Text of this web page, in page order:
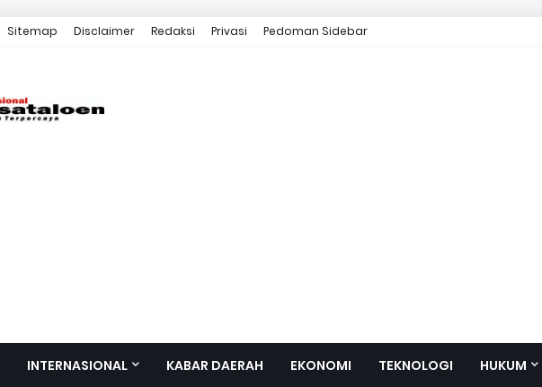
Sitemap Disclaimer Redaksi Privasi Pedoman Sidebar
INTERNASIONAL KABAR DAERAH EKONOMI TEKNOLOGI HUKUM